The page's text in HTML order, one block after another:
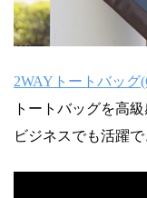
2WAYトートバッグ
トートバッグを高
ビジネスでも活躍